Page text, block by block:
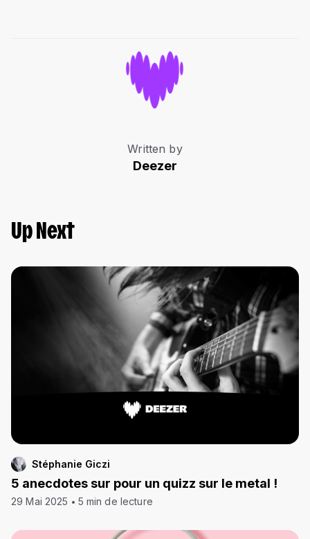
Written by
Deezer
Up Next
Stéphanie Giczi
5 anecdotes sur pour un quizz sur le metal !
29 Mai 2025 5 min de lecture